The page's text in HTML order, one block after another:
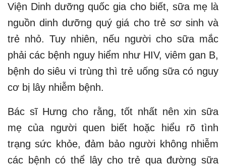
Viện Dinh dưỡng quốc gia cho biết, sữa mẹ là
nguồn dinh dưỡng quý giá cho trẻ sơ sinh và
trẻ nhỏ. Tuy nhiên, nếu người cho sữa mắc
phải các bệnh nguy hiểm như HIV, viêm gan B,
bệnh do siêu vi trùng thì trẻ uống sữa có nguy
cơ bị lây nhiễm bệnh.
Bác sĩ Hưng cho rằng, tốt nhất nên xin sữa
mẹ của người quen biết hoặc hiểu rõ tình
trạng sức khỏe, đảm bảo người không nhiễm
các bệnh có thể lây cho trẻ qua đường sữa